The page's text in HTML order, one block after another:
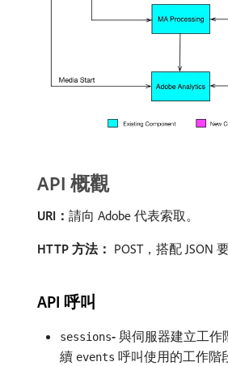
API 概觀
URI： ​請向 Adobe 代表索取。
HTTP 方法： POST，搭配 JSON
API 呼叫
sessions- 與伺服器建立工作
續 events 呼叫使用的工作階